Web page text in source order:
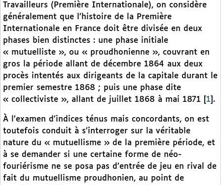
Travailleurs (Première Internationale), on considère
généralement que l’histoire de la Première
Internationale en France doit être divisée en deux
phases bien distinctes : une phase initiale
« mutuelliste », ou « proudhonienne », couvrant en
gros la période allant de décembre 1864 aux deux
procès intentés aux dirigeants de la capitale durant le
premier semestre 1868 ; puis une phase dite
« collectiviste », allant de juillet 1868 à mai 1871
1 .
À l’examen d’indices ténus mais concordants, on est
toutefois conduit à s’interroger sur la véritable
nature du « mutuellisme » de la première période, et
à se demander si une certaine forme de néo-
fouriérisme ne se posa pas d’entrée de jeu en rival de
fait du mutuellisme proudhonien, au point de